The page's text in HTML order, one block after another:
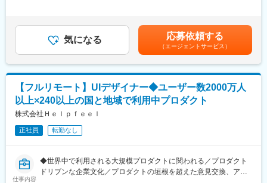
ドキュメント管理：Confluence／GitHub Project など
【支給PCスペック例】
MacBook Pro M4
変更の範囲：会社の定める業務
プロダクト概要：https://tailorworks.ai
・ユーザー課題や業務フローを踏まえた要件整理・情報設計・UI
設計
・ワイヤーフレーム・プロトタイプの作成
・PdM・エンジニアと連携した仕様検討およびプロジェクト推進
・ユーザーリサーチや顧客フィードバックをもとにしたUX改善
・デザインシステムの構築・運用およびデザイン品質の向上
・デザインプロセスの改善・生産性向上
・必要に応じたプロダクトブランディングやコミュニケーション
デザイン
超過分は全額支給します。※選考により提示金額は変動する場合も
ございます。■給与改定：年2回（4月・10月）賃金はあくまでも
目安の金額であり、選考を通じて上下する可能性があります。月
給(月額)は固定手当を含めた表記です。
気になる 応募依頼する
（エージェントサービス）
【フルリモート】UIデザイナー◆ユーザー数2000万人
以上×240以上の国と地域で利用中プロダクト
株式会社Ｈｅｌｐｆｅｅｌ
正社員 転勤なし
仕事内容
◆世界中で利用される大規模プロダクトに関われる／プロダクト
ドリブンな企業文化／プロダクトの垣根を超えた意見交換、アイ